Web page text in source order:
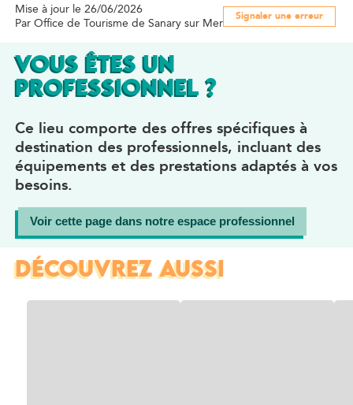
Mise à jour le 26/06/2026
Par Office de Tourisme de Sanary sur Mer
Signaler une erreur
VOUS ÊTES UN
PROFESSIONNEL ?
Ce lieu comporte des offres spécifiques à
destination des professionnels, incluant des
équipements et des prestations adaptés à vos
besoins.
Voir cette page dans notre espace professionnel
DÉCOUVREZ AUSSI